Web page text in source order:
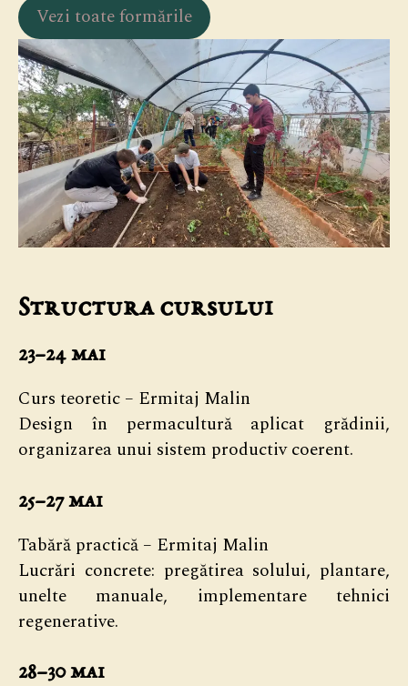
Vezi toate formările
Structura cursului
23–24 mai
Curs teoretic – Ermitaj Malin
Design în permacultură aplicat grădinii,
organizarea unui sistem productiv coerent.
25–27 mai
Tabără practică – Ermitaj Malin
Lucrări concrete: pregătirea solului, plantare,
unelte manuale, implementare tehnici
regenerative.
28–30 mai